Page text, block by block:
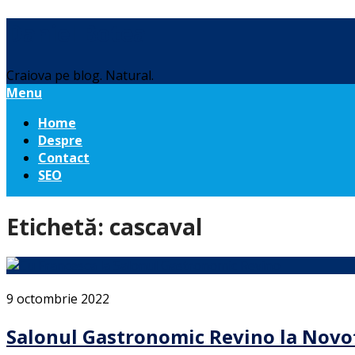
Craiova pe blog. Natural.
Menu
Home
Despre
Contact
SEO
Etichetă: cascaval
9 octombrie 2022
Salonul Gastronomic Revino la